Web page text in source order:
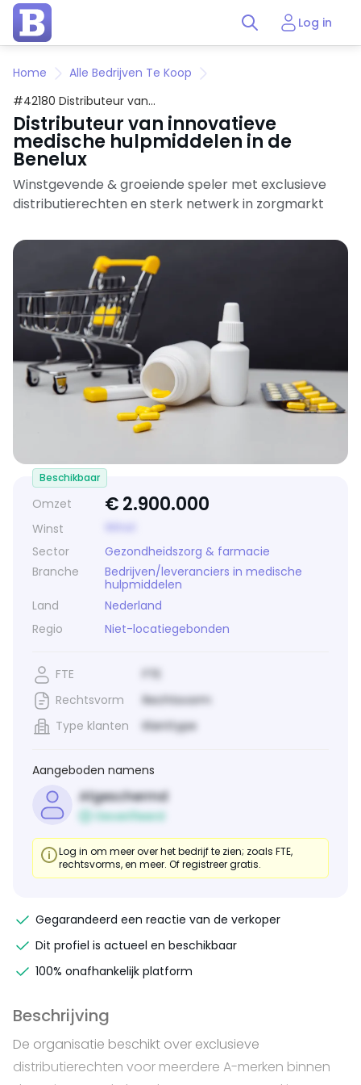
Log in
Home
Alle Bedrijven Te Koop
#42180 Distributeur van
innovatieve medische
hulpmiddelen in de Benelux
Distributeur van innovatieve
medische hulpmiddelen in de
Benelux
Winstgevende & groeiende speler met exclusieve
distributierechten en sterk netwerk in zorgmarkt
Omzet €2.900.000
Winst
Sector
Gezondheidszorg & farmacie
Branche
Bedrijven/leveranciers in medische
hulpmiddelen
Land
Nederland
Regio
Niet-locatiegebonden
Beschikbaar
FTE
FTE
Rechtsvorm
Rechtsvorm
Type klanten
Klanttype
Aangeboden namens
Afgeschermd
Geverifieerd
Log in om meer over het bedrijf te zien; zoals FTE,
rechtsvorms, en meer. Of registreer gratis.
Gegarandeerd een reactie van de verkoper
Dit profiel is actueel en beschikbaar
100% onafhankelijk platform
Beschrijving
De organisatie beschikt over exclusieve
distributierechten voor meerdere A-merken binnen